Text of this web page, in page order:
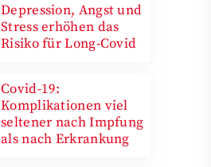
Depression, Angst und
Stress erhöhen das
Risiko für Long-Covid
Covid-19:
Komplikationen viel
seltener nach Impfung
als nach Erkrankung